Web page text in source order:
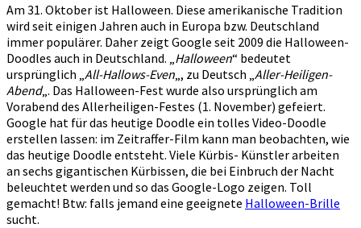
Am 31. Oktober ist Halloween. Diese amerikanische Tradition
wird seit einigen Jahren auch in Europa bzw. Deutschland
immer populärer. Daher zeigt Google seit 2009 die Halloween-
Doodles auch in Deutschland. „ Halloween“ bedeutet
ursprünglich „ All-Hallows-Even „, zu Deutsch „ Aller-Heiligen-
Abend„. Das Halloween-Fest wurde also ursprünglich am
Vorabend des Allerheiligen-Festes (1. November) gefeiert.
Google hat für das heutige Doodle ein tolles Video-Doodle
erstellen lassen: im Zeitraffer-Film kann man beobachten, wie
das heutige Doodle entsteht. Viele Kürbis- Künstler arbeiten
an sechs gigantischen Kürbissen, die bei Einbruch der Nacht
beleuchtet werden und so das Google-Logo zeigen. Toll
gemacht! Btw: falls jemand eine geeignete Halloween-Brille
sucht.